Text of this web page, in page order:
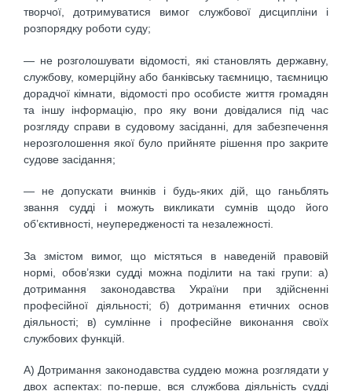
творчої, дотримуватися вимог службової дисципліни і
розпорядку роботи суду;
— не розголошувати відомості, які становлять державну,
службову, комерційну або банківську таємницю, таємницю
дорадчої кімнати, відомості про особисте життя громадян
та іншу інформацію, про яку вони довідалися під час
розгляду справи в судовому засіданні, для забезпечення
нерозголошення якої було прийняте рішення про закрите
судове засідання;
— не допускати вчинків і будь-яких дій, що ганьблять
звання судді і можуть викликати сумнів щодо його
об’єктивності, неупередженості та незалежності.
За змістом вимог, що містяться в наведеній правовій
нормі, обов’язки судді можна поділити на такі групи: а)
дотримання законодавства України при здійсненні
професійної діяльності; б) дотримання етичних основ
діяльності; в) сумлінне і професійне виконання своїх
службових функцій.
А) Дотримання законодавства суддею можна розглядати у
двох аспектах: по-перше, вся службова діяльність судді